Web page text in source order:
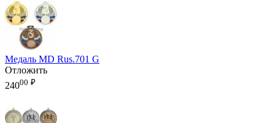
Медаль MD Rus.701 G
Отложить
24000 ₽